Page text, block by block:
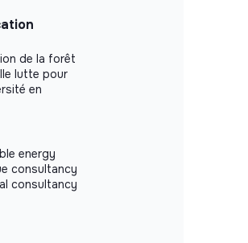
de la forêt
lutte pour
en
energy
consultancy
consultancy